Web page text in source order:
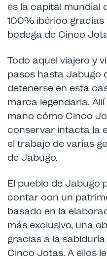
es la capital mundial
100% ibérico gracias
bodega de Cinco
Todo aquel viajero y
pasos hasta Jabugo
detenerse en esta
marca legendaria.
mano cómo Cinco
conservar intacta la
el trabajo de varias
de Jabugo.
El pueblo de Jabugo
contar con un
basado en la
más exclusivo, una
gracias a la
Cinco Jotas. A ellos